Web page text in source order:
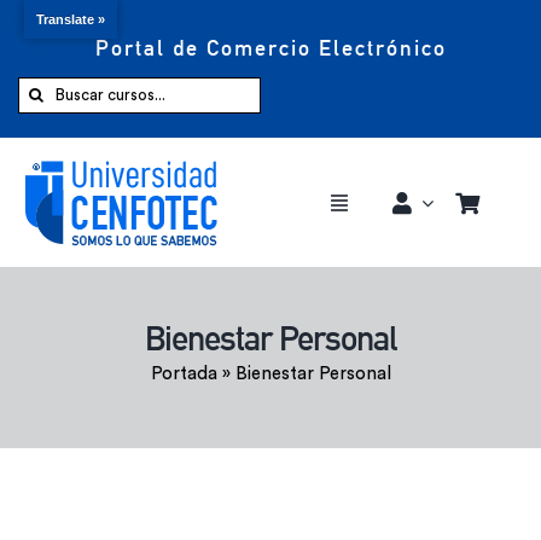
Portal de Comercio Electrónico
Buscar:
Toggle
Comprar ahora
Bienestar Personal
Portada» Bienestar Personal
Translate »